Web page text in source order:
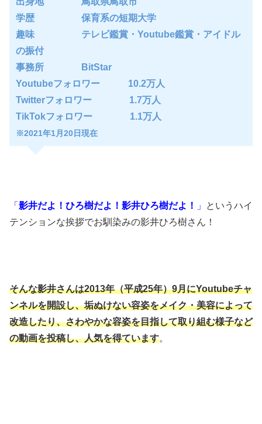
学歴 保育系の短期大学
趣味 テレビ鑑賞・Youtube鑑賞・アイドル
の振付
事務所 BitStar
Youtubeフォロワー 10.2万人
Twitterフォロワー 1.7万人
TikTokフォロワー 1.1万人
※2021年1月20日現在
「 影井だよ！ひろ樹だよ！影井ひろ樹だよ！ 」
というハイ
テンションな挨拶でお馴染みの影井ひろ樹さん！
そんな影井さんは2013年（平成25年）9月にYoutubeチャ
ンネルを開設し、垢ぬけない容姿をメイク・美容によって
改造したり、さわやかな容姿を目指して取り組む様子など
の動画を投稿し、人気を得ています。